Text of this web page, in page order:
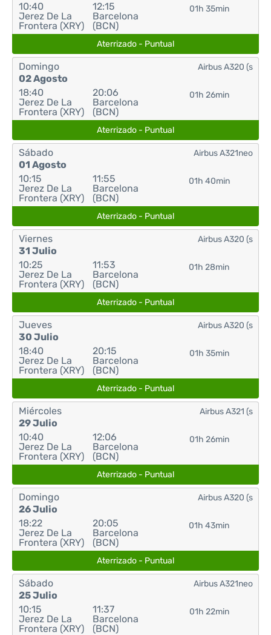
10:40
Jerez De La
Frontera (XRY)
12:15
Barcelona
(BCN)
01h 35min
Aterrizado - Puntual
Domingo
02 Agosto
18:40
Jerez De La
Frontera (XRY)
20:06
Barcelona
(BCN)
01h 26min
Airbus A320 (s
Aterrizado - Puntual
Sábado
01 Agosto
10:15
Jerez De La
Frontera (XRY)
11:55
Barcelona
(BCN)
01h 40min
Airbus A321neo
Aterrizado - Puntual
Viernes
31 Julio
10:25
Jerez De La
Frontera (XRY)
11:53
Barcelona
(BCN)
01h 28min
Airbus A320 (s
Aterrizado - Puntual
Jueves
30 Julio
18:40
Jerez De La
Frontera (XRY)
20:15
Barcelona
(BCN)
01h 35min
Airbus A320 (s
Aterrizado - Puntual
Miércoles
29 Julio
10:40
Jerez De La
Frontera (XRY)
12:06
Barcelona
(BCN)
01h 26min
Airbus A321 (s
Aterrizado - Puntual
Domingo
26 Julio
18:22
Jerez De La
Frontera (XRY)
20:05
Barcelona
(BCN)
01h 43min
Airbus A320 (s
Aterrizado - Puntual
Sábado
25 Julio
10:15
Jerez De La
Frontera (XRY)
11:37
Barcelona
(BCN)
01h 22min
Airbus A321neo